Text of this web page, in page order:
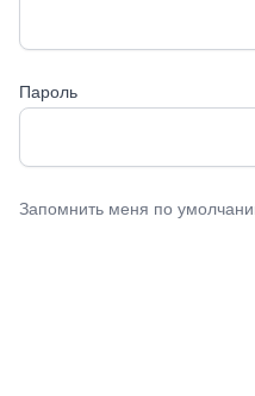
Пароль
Запомнить меня по